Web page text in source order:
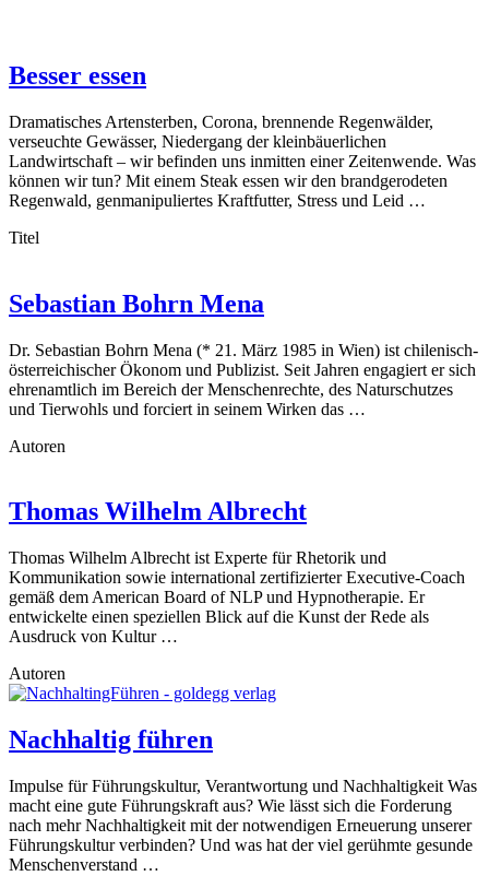
Besser essen
Dramatisches Artensterben, Corona, brennende Regenwälder,
verseuchte Gewässer, Niedergang der kleinbäuerlichen
Landwirtschaft – wir befinden uns inmitten einer Zeitenwende. Was
können wir tun? Mit einem Steak essen wir den brandgerodeten
Regenwald, genmanipuliertes Kraftfutter, Stress und Leid …
Titel
Sebastian Bohrn Mena
Dr. Sebastian Bohrn Mena (* 21. März 1985 in Wien) ist chilenisch-
österreichischer Ökonom und Publizist. Seit Jahren engagiert er sich
ehrenamtlich im Bereich der Menschenrechte, des Naturschutzes
und Tierwohls und forciert in seinem Wirken das …
Autoren
Thomas Wilhelm Albrecht
Thomas Wilhelm Albrecht ist Experte für Rhetorik und
Kommunikation sowie international zertifizierter Executive-Coach
gemäß dem American Board of NLP und Hypnotherapie. Er
entwickelte einen speziellen Blick auf die Kunst der Rede als
Ausdruck von Kultur …
Autoren
Nachhaltig führen
Impulse für Führungskultur, Verantwortung und Nachhaltigkeit Was
macht eine gute Führungskraft aus? Wie lässt sich die Forderung
nach mehr Nachhaltigkeit mit der notwendigen Erneuerung unserer
Führungskultur verbinden? Und was hat der viel gerühmte gesunde
Menschenverstand …